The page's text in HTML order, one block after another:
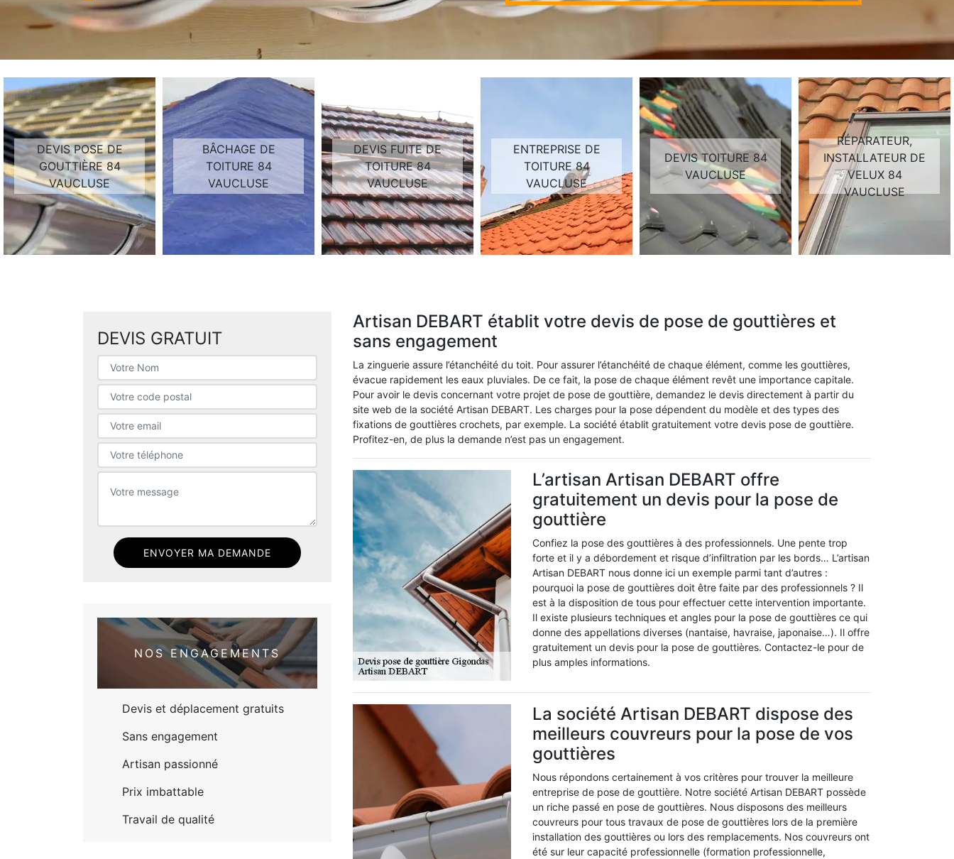
DEVIS POSE DE
GOUTTIÈRE 84
VAUCLUSE
BÂCHAGE DE
TOITURE 84
VAUCLUSE
DEVIS FUITE DE
TOITURE 84
VAUCLUSE
ENTREPRISE DE
TOITURE 84
VAUCLUSE
DEVIS TOITURE 84
VAUCLUSE
RÉPARATEUR,
INSTALLATEUR DE
VELUX 84
VAUCLUSE
DEVIS GRATUIT
NOS ENGAGEMENTS
Devis et déplacement gratuits
Sans engagement
Artisan passionné
Prix imbattable
Travail de qualité
Artisan DEBART établit votre devis de pose de gouttières et
sans engagement
La zinguerie assure l’étanchéité du toit. Pour assurer l’étanchéité de chaque élément, comme les gouttières,
évacue rapidement les eaux pluviales. De ce fait, la pose de chaque élément revêt une importance capitale.
Pour avoir le devis concernant votre projet de pose de gouttière, demandez le devis directement à partir du
site web de la société Artisan DEBART. Les charges pour la pose dépendent du modèle et des types des
fixations de gouttières crochets, par exemple. La société établit gratuitement votre devis pose de gouttière.
Profitez-en, de plus la demande n’est pas un engagement.
L’artisan Artisan DEBART offre
gratuitement un devis pour la pose de
gouttière
Confiez la pose des gouttières à des professionnels. Une pente trop
forte et il y a débordement et risque d’infiltration par les bords… L’artisan
Artisan DEBART nous donne ici un exemple parmi tant d’autres :
pourquoi la pose de gouttières doit être faite par des professionnels ? Il
est à la disposition de tous pour effectuer cette intervention importante.
Il existe plusieurs techniques et angles pour la pose de gouttières ce qui
donne des appellations diverses (nantaise, havraise, japonaise…). Il offre
gratuitement un devis pour la pose de gouttières. Contactez-le pour de
plus amples informations.
La société Artisan DEBART dispose des
meilleurs couvreurs pour la pose de vos
gouttières
Nous répondons certainement à vos critères pour trouver la meilleure
entreprise de pose de gouttière. Notre société Artisan DEBART possède
un riche passé en pose de gouttières. Nous disposons des meilleurs
couvreurs pour tous travaux de pose de gouttières lors de la première
installation des gouttières ou lors des remplacements. Nos couvreurs ont
été sur leur capacité professionnelle (formation professionnelle,